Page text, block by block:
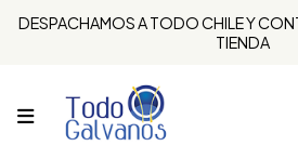
DESPACHAMOS A TODO CHILE Y
TIENDA